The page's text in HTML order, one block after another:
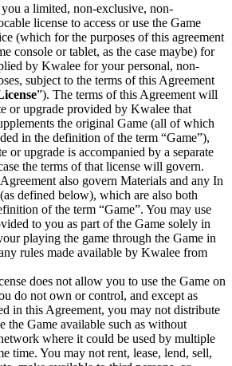
a limited, non-exclusive, non-
license to access or use the Game
(which for the purposes of this agreement
console or tablet, as the case maybe) for
by Kwalee for your personal, non-
subject to the terms of this Agreement
”). The terms of this Agreement will
or upgrade provided by Kwalee that
the original Game (all of which
in the definition of the term “Game”),
or upgrade is accompanied by a separate
the terms of that license will govern.
also govern Materials and any In
defined below), which are also both
of the term “Game”. You may use
to you as part of the Game solely in
playing the game through the Game in
rules made available by Kwalee from
does not allow you to use the Game on
do not own or control, and except as
in this Agreement, you may not distribute
the Game available such as without
where it could be used by multiple
time. You may not rent, lease, lend, sell,